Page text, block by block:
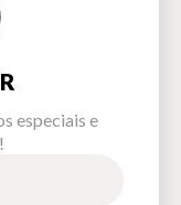
especiais e